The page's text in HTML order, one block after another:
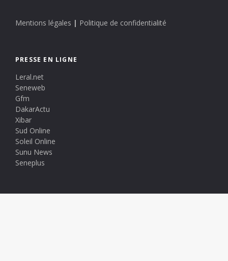
Mentions légales | Politique de confidentialité
PRESSE EN LIGNE
Leral.net
Seneweb
Gfm
DakarActu
Xibar
Sud Online
Soleil Online
Sunu News
Seneplus